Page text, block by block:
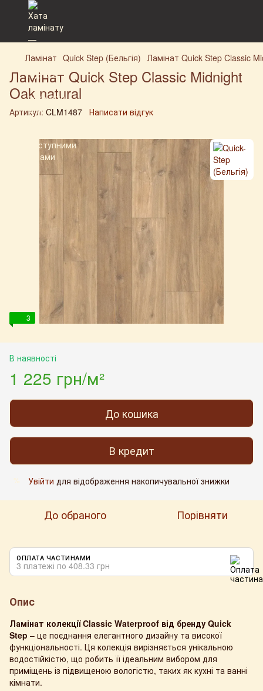
Ламінат Quick Step (Бельгія) Ламінат Quick Step Classic
Ламінат Quick Step Classic Midnight
Oak natural
Артикул: CLM1487 Написати відгук
3
В наявності
1 225 грн/м²
До кошика
В кредит
% Увійти для відображення накопичувальної знижки
До обраного Порівняти
ОПЛАТА ЧАСТИНАМИ
3 платежі по 408.33 грн
Опис
Ламінат колекції Classic Waterproof від бренду Quick
Step – це поєднання елегантного дизайну та високої
функціональності. Ця колекція вирізняється унікальною
водостійкістю, що робить її ідеальним вибором для
приміщень із підвищеною вологістю, таких як кухні та ванні
кімнати.